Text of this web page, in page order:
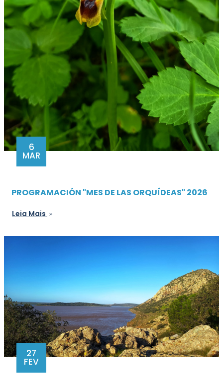
6
MAR
PROGRAMACIÓN "MES DE LAS ORQUÍDEAS" 2026
Leia Mais
27
FEV